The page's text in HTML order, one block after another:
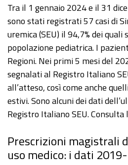
Tra il 1 gennaio 2024 e il 31
sono stati registrati 57 casi di
uremica (SEU) il 94,7% dei
popolazione pediatrica. I
Regioni. Nei primi 5 mesi del
segnalati al Registro Italiano
all’atteso, così come anche
estivi. Sono alcuni dei dati
Registro Italiano SEU. Consulta
Prescrizioni magistrali
uso medico: i dati